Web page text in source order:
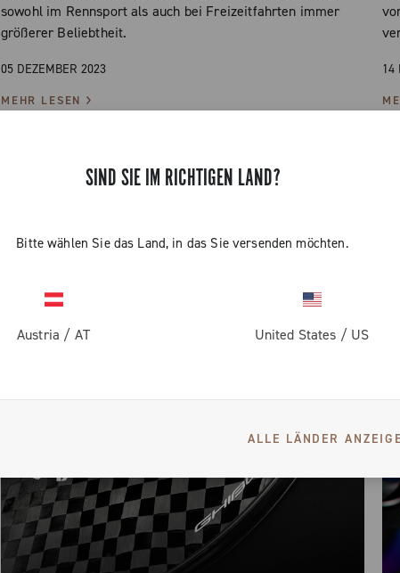
SIND SIE IM RICHTIGEN LAND?
Bitte wählen Sie das Land, in das Sie versenden möchten.
Austria / AT United States / US
ALLE LÄNDER
sowohl im Rennsport als auch bei Freizeitfahrten immer
größerer Beliebtheit.
05 DEZEMBER 2023
MEHR LESEN
14